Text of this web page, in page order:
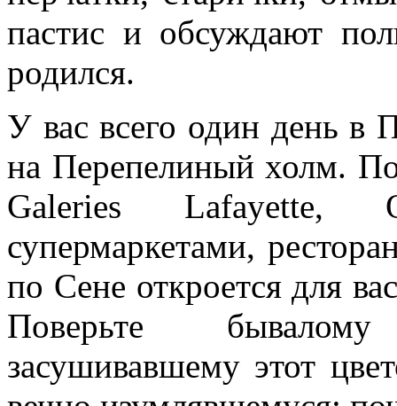
пастис и обсуждают
родился.
У вас всего один день в
на Перепелиный холм.
Galeries Lafayette,
супермаркетами,
по Сене откроется для
Поверьте
засушивавшему этот